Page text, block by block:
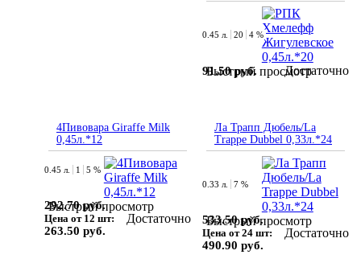
Быстрый просмотр
0.45 л. 20 4 %
91.50 руб. Достаточно
4Пивовара Giraffe Milk
0,45л.*12
Быстрый просмотр
0.45 л. 1 5 %
292.70 руб.
Цена от 12 шт:
263.50 руб.
Достаточно
Ла Трапп Дюбель/La
Trappe Dubbel 0,33л.*24
Быстрый просмотр
0.33 л. 7 %
533.50 руб.
Цена от 24 шт:
490.90 руб.
Достаточно